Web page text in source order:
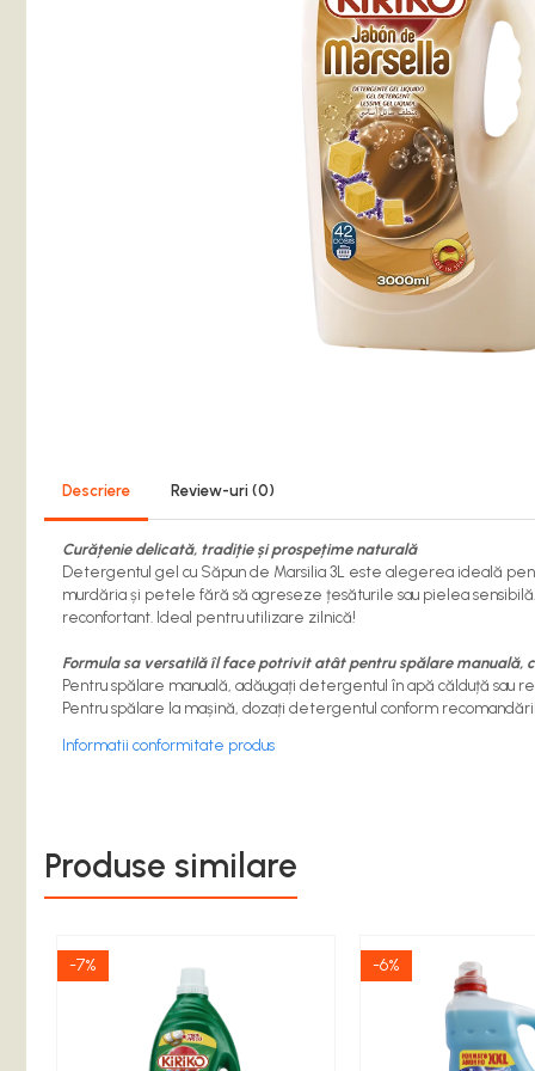
Coloranti
Cresterea Reginelor
Accesorii
Accesorii laptisor matca
Ambalaje laptisor de matca
Atractive si Feromoni
Introducere Matci
Marcare Matci
Transvazare Larve
Echipamente de Protectie
Manusi
Hrana si Hranitoare Apicole
Descriere Review-uri (0)
Curățenie delicată, tradiție și prospețime naturală
Detergentul gel cu Săpun de Marsilia 3L este alegerea ideală
murdăria și petele fără să agreseze țesăturile sau pielea
reconfortant. Ideal pentru utilizare zilnică!
Formula sa versatilă îl face potrivit atât pentru spălare manuală,
Pentru spălare manuală, adăugați detergentul în apă călduță sau
Pentru spălare la mașină, dozați detergentul conform
Informatii conformitate produs
Produse similare
-7% -6%